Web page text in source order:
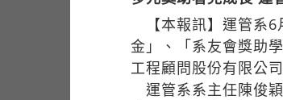
【本報訊】運管系6
金」、「系友會獎助
工程顧問股份有限公
運管系系主任陳俊